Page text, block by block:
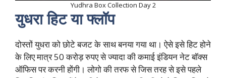
Yudhra Box Collection Day 2
युधरा हिट या फ्लॉप
दोस्तों युधरा को छोटे बजट के साथ बनया गया था। ऐसे इसे हिट होने
के लिए मात्र 50 करोड़ रुपए से ज्यादा की कमाई इंडियन नेट बॉक्स
ऑफिस पर करनी होंगी। लोगो की तरफ से जिस तरह से इसे पहले